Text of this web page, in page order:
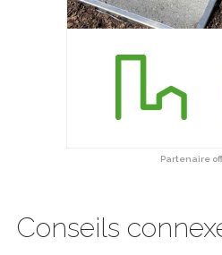
Partenaire
Conseils